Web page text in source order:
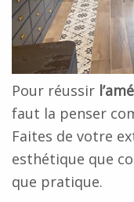
Pour réussir
faut la penser
Faites de votre
esthétique que
que pratique.